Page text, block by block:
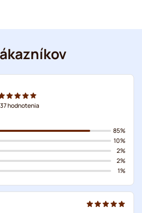
hodnotenia
85%
10%
2%
2%
1%